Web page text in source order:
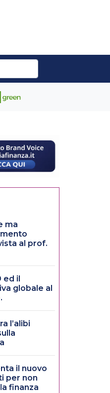
ma
al prof.
ed il
globale al
l’alibi
il nuovo
per non
finanza